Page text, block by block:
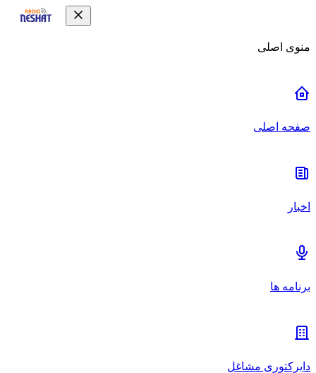
منوی اصلی
صفحه اصلی
اخبار
برنامه ها
دایرکتوری مشاغل